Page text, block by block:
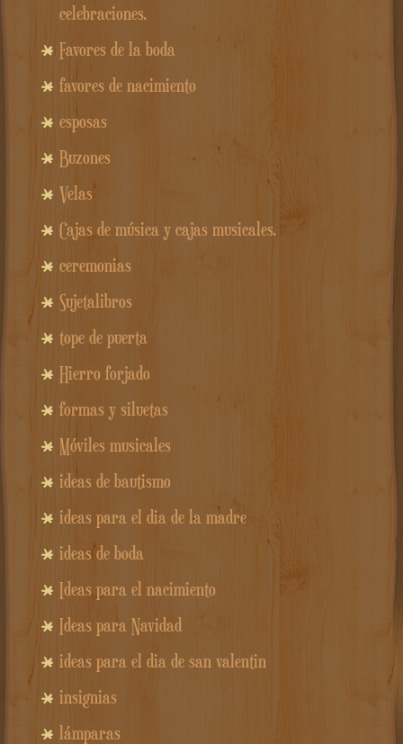
celebraciones.
Favores de la boda
favores de nacimiento
esposas
Buzones
Velas
Cajas de música y cajas musicales.
ceremonias
Sujetalibros
tope de puerta
Hierro forjado
formas y siluetas
Móviles musicales
ideas de bautismo
ideas para el dia de la madre
ideas de boda
Ideas para el nacimiento
Ideas para Navidad
ideas para el dia de san valentin
insignias
lámparas